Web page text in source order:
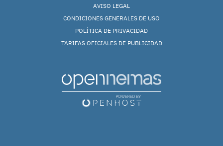
AVISO LEGAL
CONDICIONES GENERALES DE USO
POLÍTICA DE PRIVACIDAD
TARIFAS OFICIALES DE PUBLICIDAD